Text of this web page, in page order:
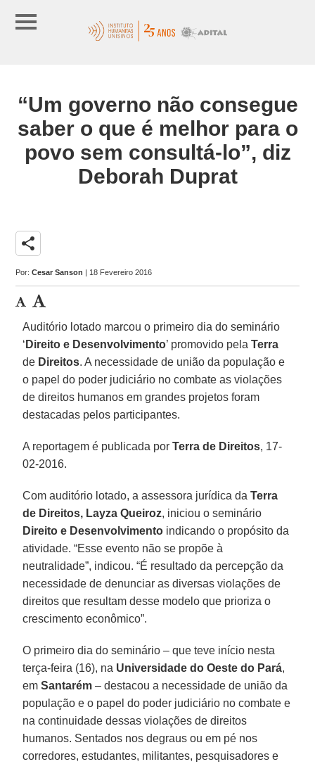
“Um governo não consegue
saber o que é melhor para o
povo sem consultá-lo”, diz
Deborah Duprat
share
Por:Cesar Sanson | 18 Fevereiro 2016
Auditório lotado marcou o primeiro dia do seminário
‘ Direito e Desenvolvimento’ promovido pelaTerra
de Direitos. A necessidade de união da população e
o papel do poder judiciário no combate as violações
de direitos humanos em grandes projetos foram
destacadas pelos participantes.
A reportagem é publicada porTerra de Direitos, 17-
02-2016.
Com auditório lotado, a assessora jurídica daTerra
de Direitos, Layza Queiroz, iniciou o seminário
Direito e Desenvolvimento indicando o propósito da
atividade. “Esse evento não se propõe à
neutralidade”, indicou. “É resultado da percepção da
necessidade de denunciar as diversas violações de
direitos que resultam desse modelo que prioriza o
crescimento econômico”.
O primeiro dia do seminário – que teve início nesta
terça-feira (16), na Universidade do Oeste do Pará,
emSantarém – destacou a necessidade de união da
população e o papel do poder judiciário no combate e
na continuidade dessas violações de direitos
humanos. Sentados nos degraus ou em pé nos
corredores, estudantes, militantes, pesquisadores e